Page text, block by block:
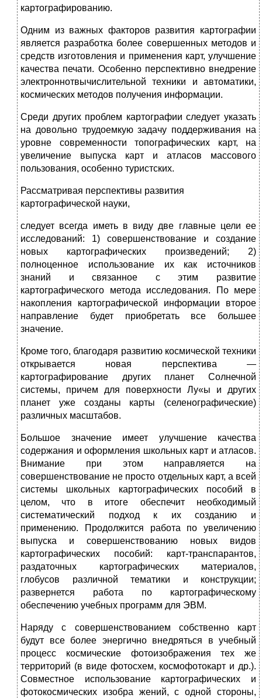
картографированию.
Одним из важных факторов развития картографии
является разработка более совершенных методов и
средств изготовления и применения карт, улучшение
качества печати. Особенно перспек­тивно внедрение
электроннотвычислительной техники и автоматики,
космических методов получения информации.
Среди других проблем картографии следует указать
на довольно трудоемкую задачу поддерживания на
уровне современности топо­графических карт, на
увеличение выпуска карт и атласов массового
пользования, особенно туристских.
Рассматривая перспективы развития
картографической науки,
следует всегда иметь в виду две главные цели ее
исследований: 1) совершенствование и создание
новых картографических произве­дений; 2)
полноценное использование их как источников
знаний и связанное с этим развитие
картографического метода исследования. По мере
накопления картографической информации второе
на­правление будет приобретать все большее
значение.
Кроме того, благодаря развитию космической техники
открывает­ся новая перспектива —
картографирование других планет Солнеч­ной
системы, причем для поверхности Лу«ы и других
планет уже созданы карты (селенографические)
различных масштабов.
Большое значение имеет улучшение качества
содержания и оформления школьных карт и атласов.
Внимание при этом направ­ляется на
совершенствование не просто отдельных карт, а всей
системы школьных картографических пособий в
целом, что в итоге обеспечит необходимый
систематический подход к их созданию и
применению. Продолжится работа по увеличению
выпуска и совер­шенствованию новых видов
картографических пособий: карт-тран­спарантов,
раздаточных картографических материалов,
глобусов различной тематики и конструкции;
развернется работа по карто­графическому
обеспечению учебных программ для ЭВМ.
Наряду с совершенствованием собственно карт
будут все более энергично внедряться в учебный
процесс космические фотоизображе­ния тех же
территорий (в виде фотосхем, космофотокарт и др.).
Сов­местное использование картографических и
фотокосмических изобра жений, с одной стороны,